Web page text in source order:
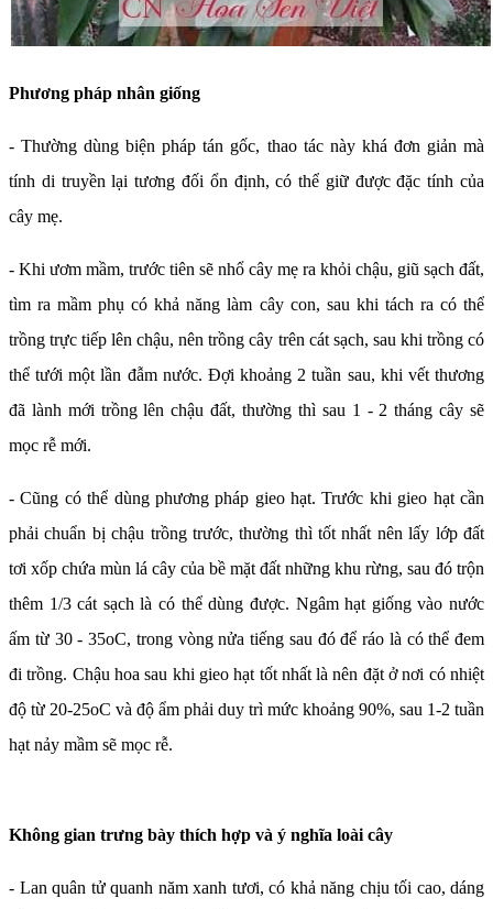
Phương pháp nhân giống
- Thường dùng biện pháp tán gốc, thao tác này khá đơn giản mà
tính di truyền lại tương đối ổn định, có thể giữ được đặc tính của
cây mẹ.
- Khi ươm mầm, trước tiên sẽ nhổ cây mẹ ra khỏi chậu, giũ sạch đất,
tìm ra mầm phụ có khả năng làm cây con, sau khi tách ra có thể
trồng trực tiếp lên chậu, nên trồng cây trên cát sạch, sau khi trồng có
thể tưới một lần đẫm nước. Đợi khoảng 2 tuần sau, khi vết thương
đã lành mới trồng lên chậu đất, thường thì sau 1 - 2 tháng cây sẽ
mọc rễ mới.
- Cũng có thể dùng phương pháp gieo hạt. Trước khi gieo hạt cần
phải chuẩn bị chậu trồng trước, thường thì tốt nhất nên lấy lớp đất
tơi xốp chứa mùn lá cây của bề mặt đất những khu rừng, sau đó trộn
thêm 1/3 cát sạch là có thể dùng được. Ngâm hạt giống vào nước
ấm từ 30 - 35oC, trong vòng nửa tiếng sau đó để ráo là có thể đem
đi trồng. Chậu hoa sau khi gieo hạt tốt nhất là nên đặt ở nơi có nhiệt
độ từ 20-25oC và độ ẩm phải duy trì mức khoảng 90%, sau 1-2 tuần
hạt nảy mầm sẽ mọc rễ.
Không gian trưng bày thích hợp và ý nghĩa loài cây
- Lan quân tử quanh năm xanh tươi, có khả năng chịu tối cao, dáng